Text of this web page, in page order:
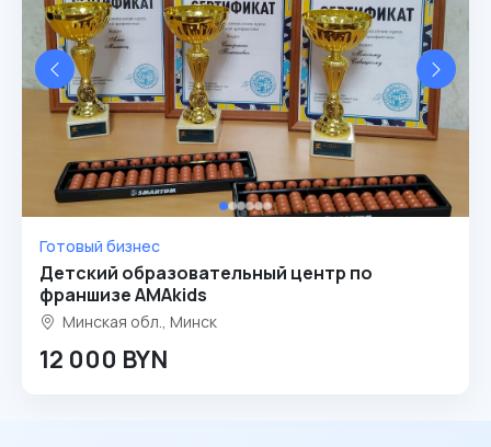
Готовый бизнес
Детский образовательный центр по
франшизе AMAkids
Минская обл., Минск
12 000 BYN